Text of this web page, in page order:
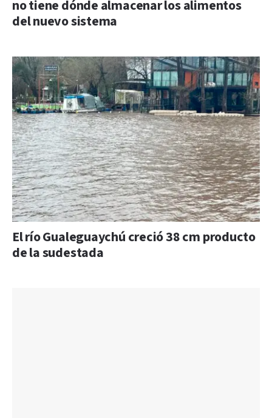
no tiene dónde almacenar los alimentos
del nuevo sistema
El río Gualeguaychú creció 38 cm producto
de la sudestada